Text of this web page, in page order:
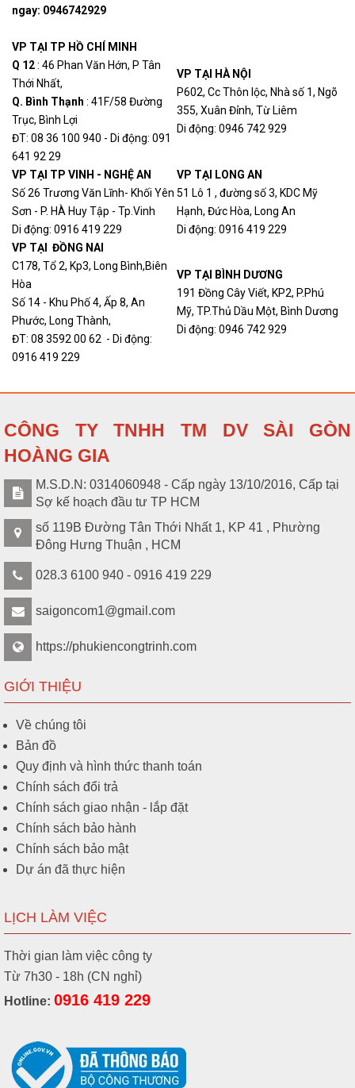
8PS-LL
C3750X-
48T-L
48Port 1GB) + Module Cisco SFP
C3KX-NM-10GB ( renew)
ngay: 0946742929
VP TẠI TP HỒ CHÍ MINH
Q 12: 46 Phan Văn Hớn, P Tân
Thới Nhất,
Q. Bình Thạn h : 41F/58 Đường
Trục, Bình Lợi
ĐT: 08 36 100 940 - Di động: 091
641 92 29
VP TẠI HÀ NỘI
P602, Cc Thôn lộc, Nhà số 1, Ngõ
355, Xuân Đỉnh, Từ Liêm
Di động: 0946 742 929
VP TẠI TP VINH - NGHỆ AN
Số 26 Trương Văn Lĩnh- Khối Yên
Sơn - P. HÀ Huy Tập - Tp.Vinh
Di động: 0916 419 229
VP TẠI LONG AN
51 Lô 1 , đường số 3, KDC Mỹ
Hạnh, Đức Hòa, Long An
Di động: 0916 419 229
VP TẠI ĐỒNG NAI
C178, Tổ 2, Kp3, Long Bình,Biên
Hòa
Số 14 - Khu Phố 4, Ấp 8, An
Phước, Long Thành,
ĐT: 08 3592 00 62 - Di động:
0916 419 229
VP TẠI BÌNH DƯƠNG
191 Đồng Cây Viết, KP2, P.Phú
Mỹ, TP.Thủ Dầu Một, Bình Dương
Di động: 0946 742 929
CÔNG TY TNHH TM DV SÀI GÒN
HOÀNG GIA
M.S.D.N: 0314060948 - Cấp ngày 13/10/2016, Cấp tại
Sợ kế hoạch đầu tư TP HCM
số 119B Đường Tân Thới Nhất 1, KP 41 , Phường
Đông Hưng Thuận , HCM
028.3 6100 940 - 0916 419 229
saigoncom1@gmail.com
https://phukiencongtrinh.com
GIỚI THIỆU
Về chúng tôi
Bản đồ
Quy định và hình thức thanh toán
Chính sách đổi trả
Chính sách giao nhận - lắp đặt
Chính sách bảo hành
Chính sách bảo mật
Dự án đã thực hiện
LỊCH LÀM VIỆC
Thời gian làm việc công ty
Từ 7h30 - 18h (CN nghỉ)
Hotline: 0916 419 229